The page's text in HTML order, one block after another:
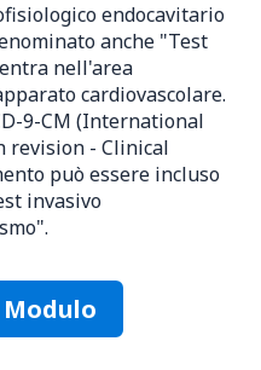
endocavitario
anche "Test
nell'area
cardiovascolare.
9-CM (International
revision - Clinical
può essere incluso
invasivo